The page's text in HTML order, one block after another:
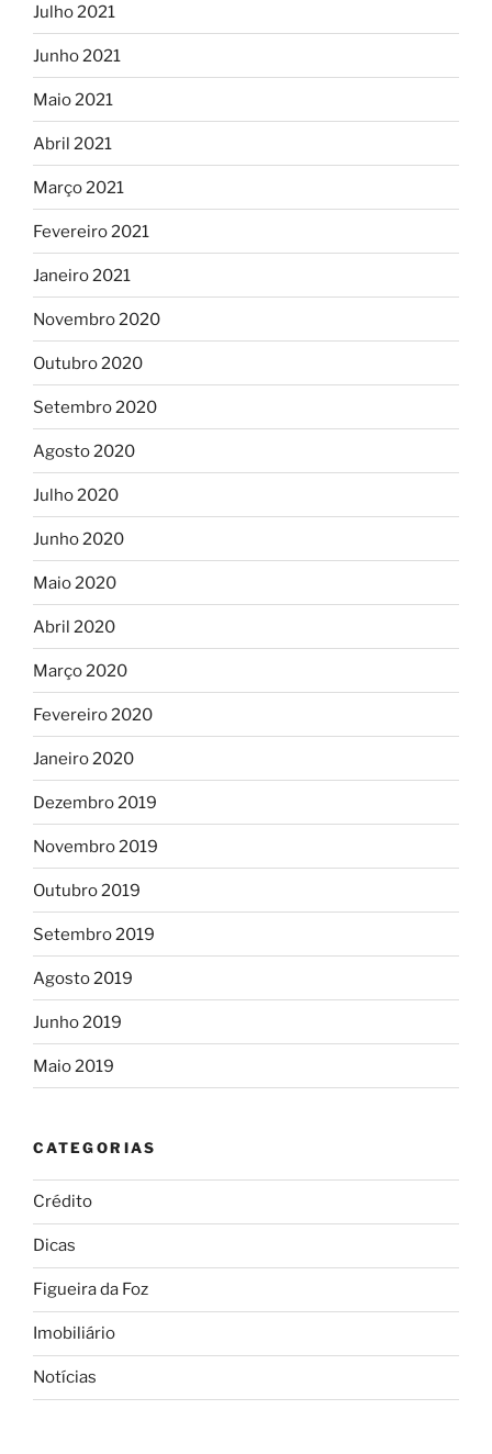
Julho 2021
Junho 2021
Maio 2021
Abril 2021
Março 2021
Fevereiro 2021
Janeiro 2021
Novembro 2020
Outubro 2020
Setembro 2020
Agosto 2020
Julho 2020
Junho 2020
Maio 2020
Abril 2020
Março 2020
Fevereiro 2020
Janeiro 2020
Dezembro 2019
Novembro 2019
Outubro 2019
Setembro 2019
Agosto 2019
Junho 2019
Maio 2019
CATEGORIAS
Crédito
Dicas
Figueira da Foz
Imobiliário
Notícias